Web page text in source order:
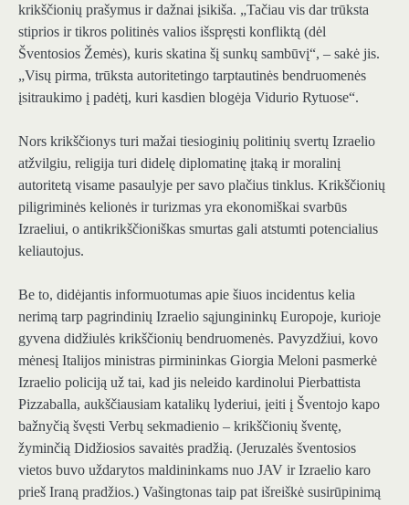
krikščionių prašymus ir dažnai įsikiša. „Tačiau vis dar trūksta
stiprios ir tikros politinės valios išspręsti konfliktą (dėl
Šventosios Žemės), kuris skatina šį sunkų sambūvį“, – sakė jis.
„Visų pirma, trūksta autoritetingo tarptautinės bendruomenės
įsitraukimo į padėtį, kuri kasdien blogėja Vidurio Rytuose“.
Nors krikščionys turi mažai tiesioginių politinių svertų Izraelio
atžvilgiu, religija turi didelę diplomatinę įtaką ir moralinį
autoritetą visame pasaulyje per savo plačius tinklus. Krikščionių
piligriminės kelionės ir turizmas yra ekonomiškai svarbūs
Izraeliui, o antikrikščioniškas smurtas gali atstumti potencialius
keliautojus.
Be to, didėjantis informuotumas apie šiuos incidentus kelia
nerimą tarp pagrindinių Izraelio sąjungininkų Europoje, kurioje
gyvena didžiulės krikščionių bendruomenės. Pavyzdžiui, kovo
mėnesį Italijos ministras pirmininkas Giorgia Meloni pasmerkė
Izraelio policiją už tai, kad jis neleido kardinolui Pierbattista
Pizzaballa, aukščiausiam katalikų lyderiui, įeiti į Šventojo kapo
bažnyčią švęsti Verbų sekmadienio – krikščionių šventę,
žyminčią Didžiosios savaitės pradžią. (Jeruzalės šventosios
vietos buvo uždarytos maldininkams nuo JAV ir Izraelio karo
prieš Iraną pradžios.) Vašingtonas taip pat išreiškė susirūpinimą